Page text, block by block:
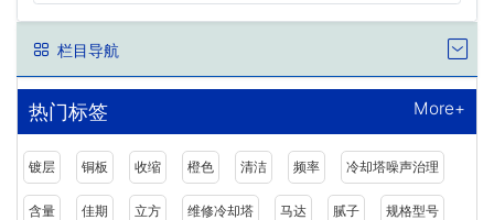
栏目导航
热门标签 More+
镀层 铜板 收缩 橙色 清洁 频率 冷却塔噪声治理
含量 佳期 立方 维修冷却塔 马达 腻子 规格型号